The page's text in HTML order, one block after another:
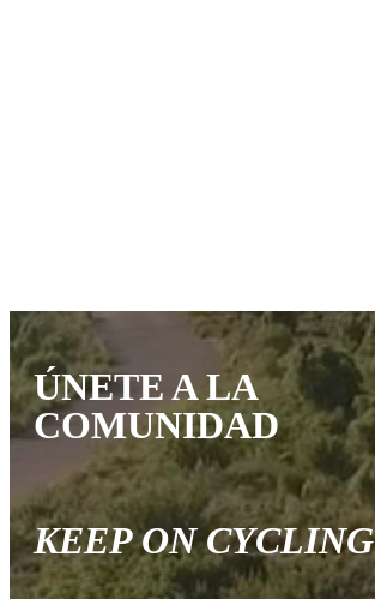
ÚNETE A LA
COMUNIDAD
KEEP ON CYCLING